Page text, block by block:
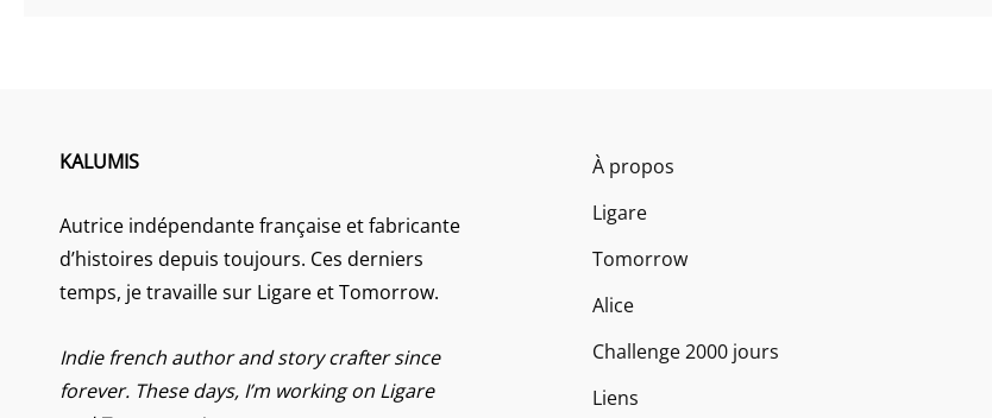
KALUMIS
Autrice indépendante française et fabricante
d’histoires depuis toujours. Ces derniers
temps, je travaille sur Ligare et Tomorrow.
Indie french author and story crafter since
forever. These days, I’m working on Ligare
À propos
Ligare
Tomorrow
Alice
Challenge 2000 jours
Liens